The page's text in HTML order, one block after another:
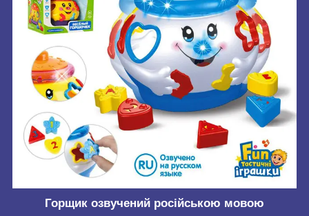
Горщик озвучений російською мовою